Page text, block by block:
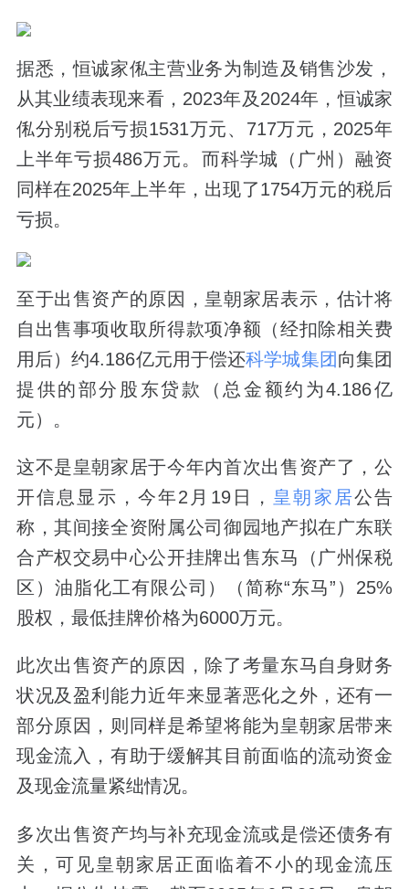
据悉，恒诚家俬主营业务为制造及销售沙发，
从其业绩表现来看，2023年及2024年，恒诚家
俬分别税后亏损1531万元、717万元，2025年
上半年亏损486万元。而科学城（广州）融资
同样在2025年上半年，出现了1754万元的税后
亏损。
至于出售资产的原因，皇朝家居表示，估计将
自出售事项收取所得款项净额（经扣除相关费
用后）约4.186亿元用于偿还科学城集团向集团
提供的部分股东贷款（总金额约为4.186亿
元）。
这不是皇朝家居于今年内首次出售资产了，公
开信息显示，今年2月19日， 皇朝家居公告
称，其间接全资附属公司御园地产拟在广东联
合产权交易中心公开挂牌出售东马（广州保税
区）油脂化工有限公司）（简称“东马”）25%
股权，最低挂牌价格为6000万元。
此次出售资产的原因，除了考量东马自身财务
状况及盈利能力近年来显著恶化之外，还有一
部分原因，则同样是希望将能为皇朝家居带来
现金流入，有助于缓解其目前面临的流动资金
及现金流量紧绌情况。
多次出售资产均与补充现金流或是偿还债务有
关，可见皇朝家居正面临着不小的现金流压